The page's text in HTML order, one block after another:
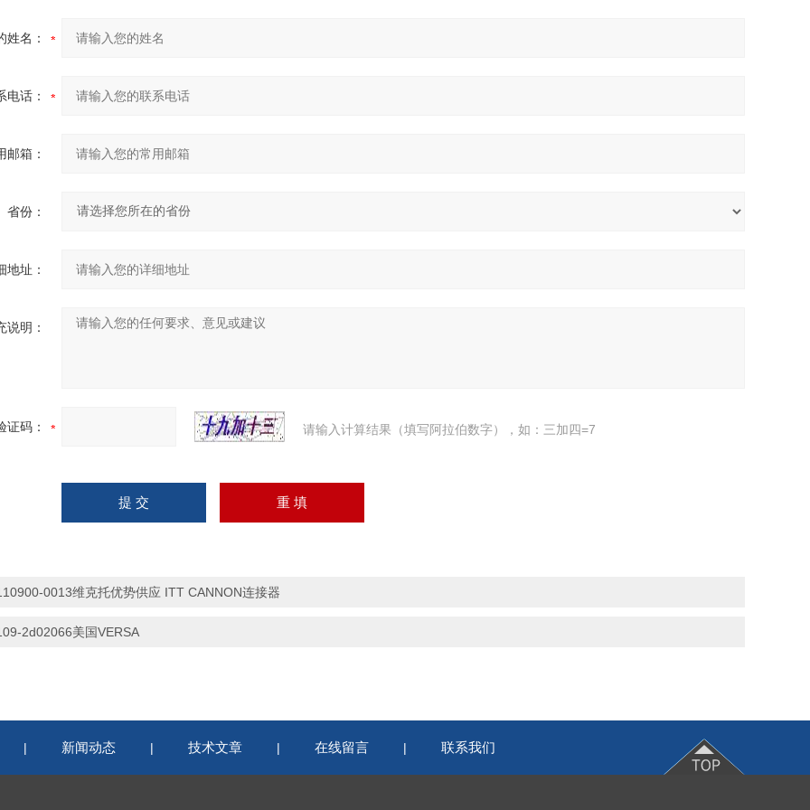
姓名：
电话：
邮箱：
省份：
地址：
说明：
证码： 请输入计算结果（填写阿拉伯数字），如：三加四=7
0013维克托优势供应 ITT CANNON连接器
2d02066美国VERSA
| 新闻动态 | 技术文章 | 在线留言 | 联系我们